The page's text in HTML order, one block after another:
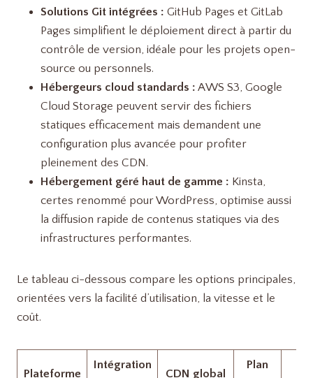
Solutions Git intégrées : GitHub Pages et GitLab
Pages simplifient le déploiement direct à partir du
contrôle de version, idéale pour les projets open-
source ou personnels.
Hébergeurs cloud standards : AWS S3, Google
Cloud Storage peuvent servir des fichiers
statiques efficacement mais demandent une
configuration plus avancée pour profiter
pleinement des CDN.
Hébergement géré haut de gamme : Kinsta,
certes renommé pour WordPress, optimise aussi
la diffusion rapide de contenus statiques via des
infrastructures performantes.
Le tableau ci-dessous compare les options principales,
orientées vers la facilité d’utilisation, la vitesse et le
coût.
Plateforme
Intégration
CDN global
Plan